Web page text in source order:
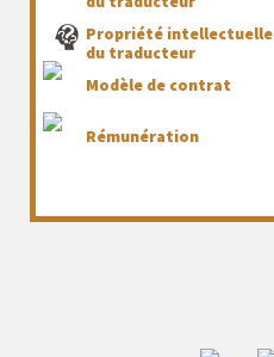
Propriété intellectuelle
du traducteur
Modèle de contrat
Rémunération